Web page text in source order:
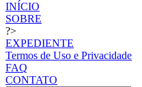
INÍCIO
SOBRE
?>
EXPEDIENTE
Termos de Uso e Privacidade
FAQ
CONTATO